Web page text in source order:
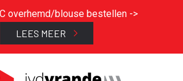
overhemd/blouse bestellen ->
LEES MEER